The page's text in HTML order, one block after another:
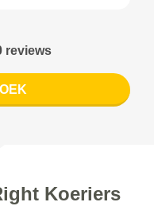
reviews
Koeriers